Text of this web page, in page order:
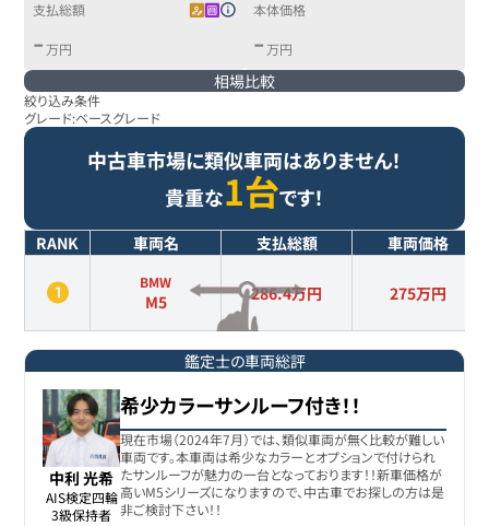
支払総額
- 万円
本体価格
- 万円
相場比較
絞り込み条件
グレード:ベースグレード
中古車市場に類似車両はありません！
貴重な1台です！
RANK 車両名 支払総額 車両価格
BMW
M5 286.4万円 275万円
鑑定士の車両総評
中利 光希
AIS検定四輪
3級保持者
希少カラーサンルーフ付き！！
現在市場（2024年7月）では、類似車両が無く比較が難しい
車両です。本車両は希少なカラーとオプションで付けられ
たサンルーフが魅力の一台となっております！！新車価格が
高いM5シリーズになりますので、中古車でお探しの方は是
非ご検討下さい！！